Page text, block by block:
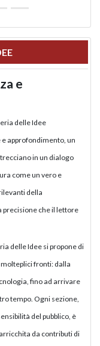
e
delle Idee
approfondimento, un
in un dialogo
come un vero e
della
precisione che il lettore
delle Idee si propone di
fronti: dalla
fino ad arrivare
tempo. Ogni sezione,
del pubblico, è
da contributi di